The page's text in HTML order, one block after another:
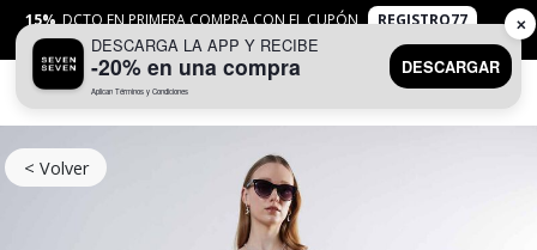
15% DCTO EN PRIMERA COMPRA CON EL CUPÓN
REGISTRO77
APLICANTYC
< Volver
DESCARGA LA APP Y RECIBE
-20% en una compra
Aplican Términos y Condiciones
DESCARGAR
✕